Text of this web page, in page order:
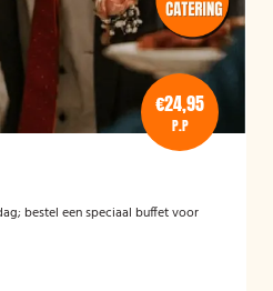
€24,95
P.P
bestel een speciaal buffet voor